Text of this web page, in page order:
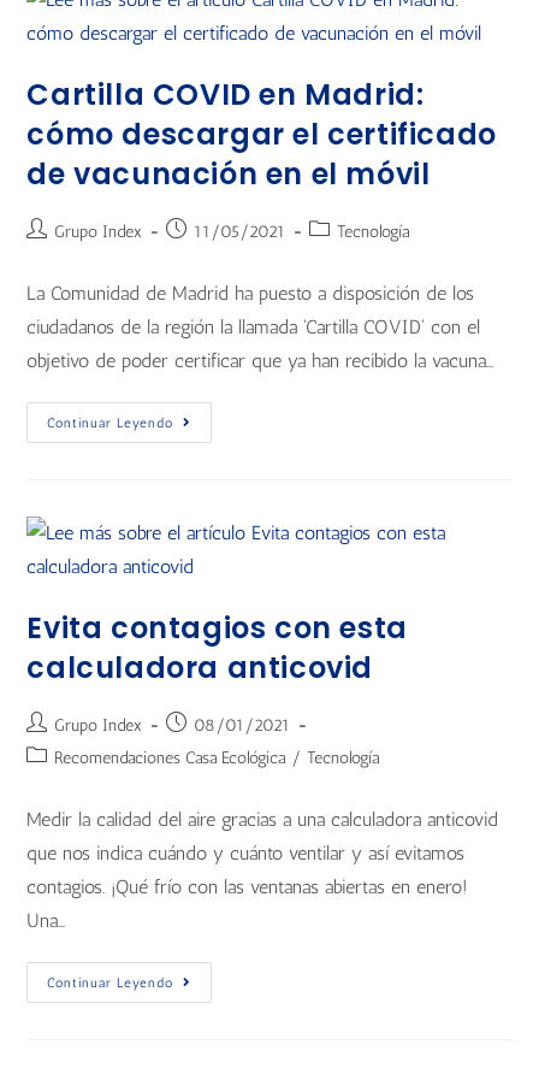
Cartilla COVID en Madrid:
cómo descargar el certificado
de vacunación en el móvil
Grupo Index 11/05/2021 Tecnología
La Comunidad de Madrid ha puesto a disposición de los
ciudadanos de la región la llamada 'Cartilla COVID' con el
objetivo de poder certificar que ya han recibido la vacuna…
Continuar Leyendo
Evita contagios con esta
calculadora anticovid
Grupo Index
08/01/2021
Recomendaciones Casa Ecológica / Tecnología
Medir la calidad del aire gracias a una calculadora anticovid
que nos indica cuándo y cuánto ventilar y así evitamos
contagios. ¡Qué frío con las ventanas abiertas en enero!
Una…
Continuar Leyendo